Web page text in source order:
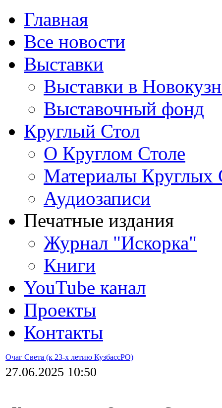
Главная
Все новости
Выставки
Выставки в
Выставочный фонд
Круглый Стол
О Круглом Столе
Материалы Круглых
Аудиозаписи
Печатные издания
Журнал "Искорка"
Книги
YouTube канал
Проекты
Контакты
Очаг Света (к 23-х летию КузбассРО)
27.06.2025 10:50